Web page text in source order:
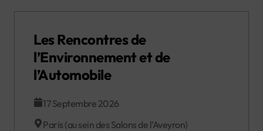
Les Rencontres de
l’Environnement et de
l’Automobile
17 Septembre 2026
Paris (au sein des Salons de l’Aveyron)